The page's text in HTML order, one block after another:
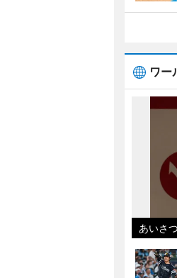
ワー
あいさ